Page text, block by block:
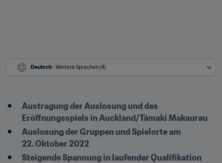
Deutsch - Weitere Sprachen (4)
Austragung der Auslosung und des
Eröffnungsspiels in Auckland/Tāmaki Makaurau
Auslosung der Gruppen und Spielorte am
22. Oktober 2022
Steigende Spannung in laufender Qualifikation